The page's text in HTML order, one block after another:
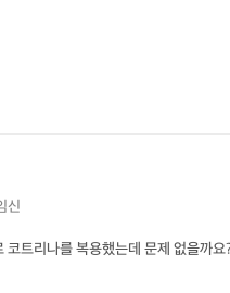
신
트리나를 복용했는데 문제 없을까요